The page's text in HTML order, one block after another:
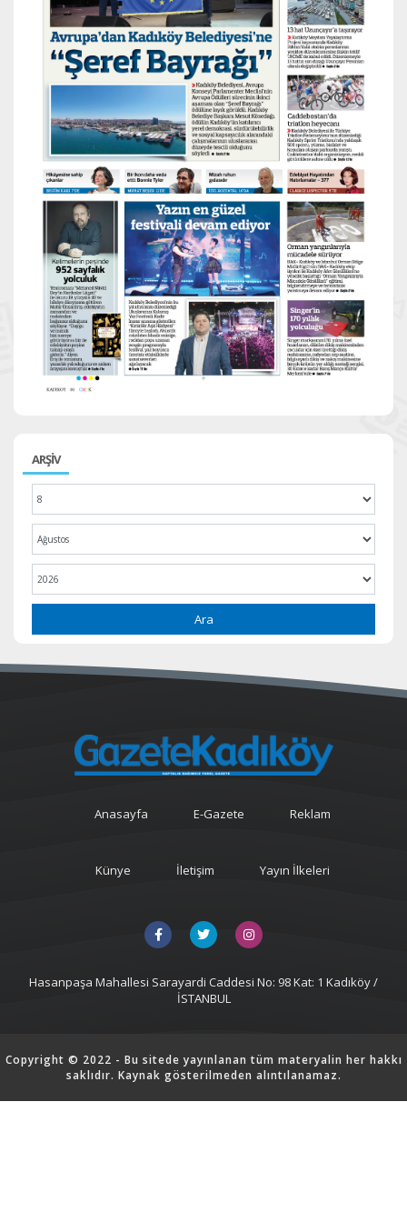
ARŞİV
Ara
Anasayfa E-Gazete Reklam
Künye İletişim Yayın İlkeleri
Hasanpaşa Mahallesi Sarayardi Caddesi No: 98 Kat: 1 Kadıköy /
İSTANBUL
Copyright © 2022 - Bu sitede yayınlanan tüm materyalin her hakkı
saklıdır. Kaynak gösterilmeden alıntılanamaz.